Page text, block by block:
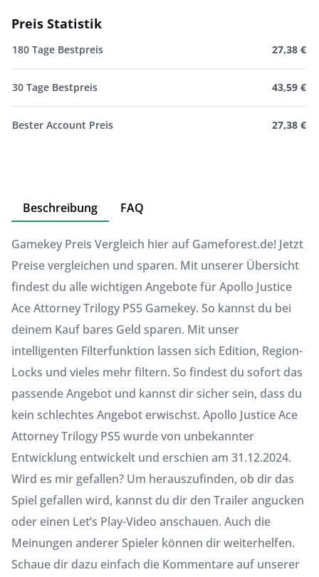
Preis Statistik
180 Tage Bestpreis 27,38 €
30 Tage Bestpreis 43,59 €
Bester Account Preis 27,38 €
Beschreibung FAQ
Gamekey Preis Vergleich hier auf Gameforest.de! Jetzt
Preise vergleichen und sparen. Mit unserer Übersicht
findest du alle wichtigen Angebote für Apollo Justice
Ace Attorney Trilogy PS5 Gamekey. So kannst du bei
deinem Kauf bares Geld sparen. Mit unser
intelligenten Filterfunktion lassen sich Edition, Region-
Locks und vieles mehr filtern. So findest du sofort das
passende Angebot und kannst dir sicher sein, dass du
kein schlechtes Angebot erwischst. Apollo Justice Ace
Attorney Trilogy PS5 wurde von unbekannter
Entwicklung entwickelt und erschien am 31.12.2024.
Wird es mir gefallen? Um herauszufinden, ob dir das
Spiel gefallen wird, kannst du dir den Trailer angucken
oder einen Let’s Play-Video anschauen. Auch die
Meinungen anderer Spieler können dir weiterhelfen.
Schaue dir dazu einfach die Kommentare auf unserer